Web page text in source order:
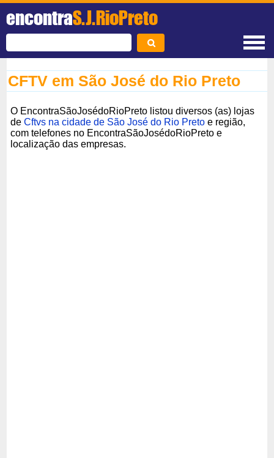
encontraS.J.RioPreto
CFTV em São José do Rio Preto
O EncontraSãoJosédoRioPreto listou diversos (as) lojas
deCftvs na cidade de São José do Rio Preto e região,
com telefones no EncontraSãoJosédoRioPreto e
localização das empresas.